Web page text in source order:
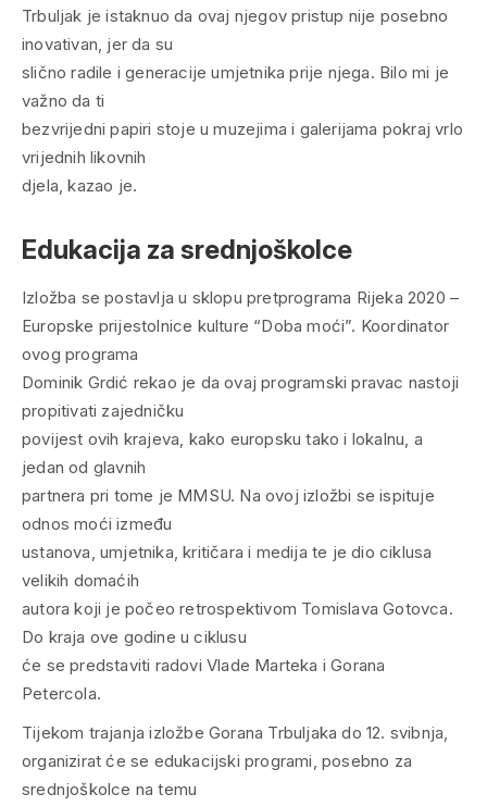
Trbuljak je istaknuo da ovaj njegov pristup nije posebno
inovativan, jer da su
slično radile i generacije umjetnika prije njega. Bilo mi je
važno da ti
bezvrijedni papiri stoje u muzejima i galerijama pokraj vrlo
vrijednih likovnih
djela, kazao je.
Edukacija za srednjoškolce
Izložba se postavlja u sklopu pretprograma Rijeka 2020 –
Europske prijestolnice kulture “Doba moći”. Koordinator
ovog programa
Dominik Grdić rekao je da ovaj programski pravac nastoji
propitivati zajedničku
povijest ovih krajeva, kako europsku tako i lokalnu, a
jedan od glavnih
partnera pri tome je MMSU. Na ovoj izložbi se ispituje
odnos moći između
ustanova, umjetnika, kritičara i medija te je dio ciklusa
velikih domaćih
autora koji je počeo retrospektivom Tomislava Gotovca.
Do kraja ove godine u ciklusu
će se predstaviti radovi Vlade Marteka i Gorana
Petercola.
Tijekom trajanja izložbe Gorana Trbuljaka do 12. svibnja,
organizirat će se edukacijski programi, posebno za
srednjoškolce na temu